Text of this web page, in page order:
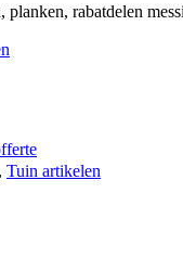
rabatdelen
, Tuin artikelen